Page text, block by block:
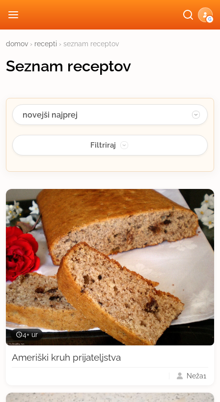
G
domov › recepti › seznam receptov
Seznam receptov
4+ ur
Ameriški kruh prijateljstva
Neža1